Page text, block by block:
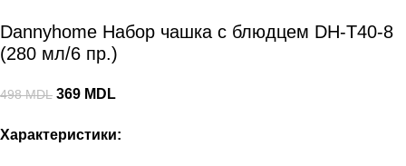
Dannyhome Набор чашка с блюдцем DH-T40-8
(280 мл/6 пр.)
498MDL 369 MDL
Характеристики: